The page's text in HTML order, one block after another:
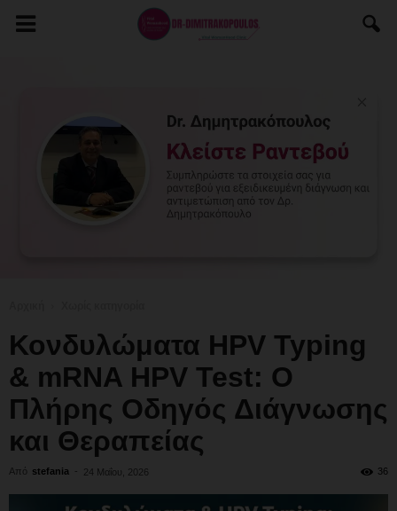
Κονδυλώματα HPV Typing
& mRNA HPV Test: Ο
Πλήρης Οδηγός Διάγνωσης
και Θεραπείας
Από stefania - 24 Μαΐου, 2026 36